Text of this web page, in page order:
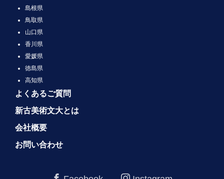
島根県
鳥取県
山口県
香川県
愛媛県
徳島県
高知県
よくあるご質問
新古美術文大とは
会社概要
お問い合わせ